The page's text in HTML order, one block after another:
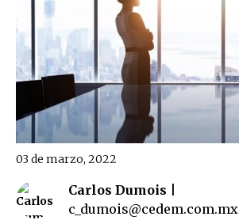
Carlos Dumois |
c_dumois@cedem.com.mx
03 de marzo, 2022